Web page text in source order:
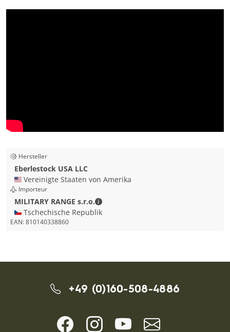
Hersteller
Eberlestock USA LLC
🇺🇸 Vereinigte Staaten von Amerika
Importeur
MILITARY RANGE s.r.o.
MILITARY RANGE s.r.o. -
🇨🇿 Tschechische Republik
EAN:810140338860
+49 (0)160-508-4886